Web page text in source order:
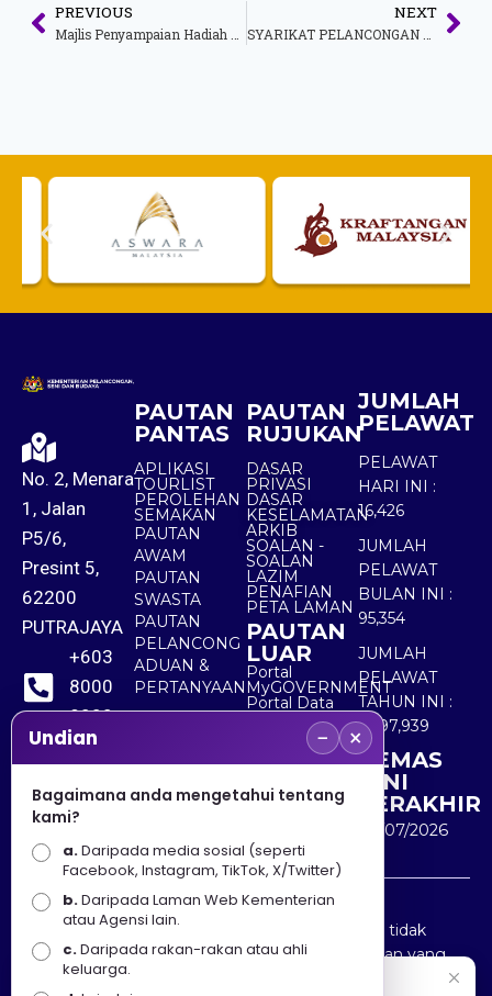
PREVIOUS NEXT
No. 2, Menara
1, Jalan
P5/6,
Presint 5,
62200
PUTRAJAYA
+603
8000
8000
+603
8891
7100
PAUTAN
PANTAS
APLIKASI
TOURLIST
PEROLEHAN
SEMAKAN
PAUTAN
AWAM
PAUTAN
SWASTA
PAUTAN
PELANCONG
ADUAN &
PERTANYAAN
PAUTAN
RUJUKAN
DASAR
PRIVASI
DASAR
KESELAMATAN
ARKIB
SOALAN -
SOALAN
LAZIM
PENAFIAN
PETA LAMAN
PAUTAN
LUAR
Portal
MyGOVERNMENT
Portal Data
Terbuka
Sektor Awam
JUMLAH
PELAWAT
PELAWAT
HARI INI :
16,426
JUMLAH
PELAWAT
BULAN INI :
95,354
JUMLAH
PELAWAT
TAHUN INI :
5,497,939
KEMAS
KINI
TERAKHIR
30/07/2026
Penafian : Kerajaan Malaysia dan Kementerian
Pelancongan Seni dan Budaya (MOTAC) adalah tidak
bertanggungjawab atas kehilangan atau kerugian yang
disebabkan oleh penggunaan mana-mana maklumat
Undian − ×
Bagaimana anda mengetahui tentang
kami?
a.Daripada media sosial (seperti
Facebook, Instagram, TikTok, X/Twitter)
b.Daripada Laman Web Kementerian
atau Agensi lain.
c.Daripada rakan-rakan atau ahli
keluarga.